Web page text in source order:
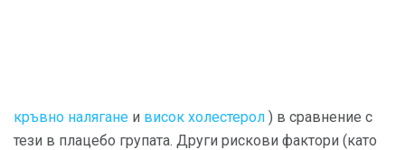
кръвно налягане и висок холестерол ) в сравнение с
тези в плацебо групата. Други рискови фактори (като